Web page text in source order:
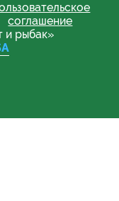
и рыбак»
соглашение